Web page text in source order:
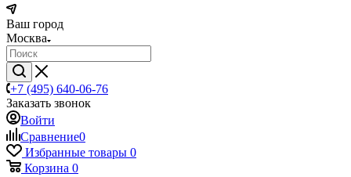
Ваш город
Москва
+7 (495) 640-06-76
Заказать звонок
Войти
Сравнение0
Избранные товары 0
Корзина 0